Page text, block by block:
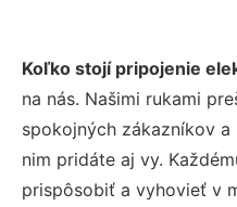
Koľko stojí pripojenie
na nás. Našimi rukami
spokojných zákazníkov
nim pridáte aj vy.
prispôsobiť a vyhovieť v